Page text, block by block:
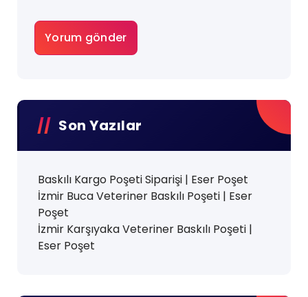
Son Yazılar
Baskılı Kargo Poşeti Siparişi | Eser Poşet
İzmir Buca Veteriner Baskılı Poşeti | Eser
Poşet
İzmir Karşıyaka Veteriner Baskılı Poşeti |
Eser Poşet